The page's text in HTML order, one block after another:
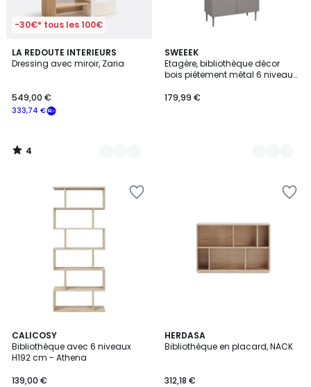
-30€* tous les 100€
LA REDOUTE INTERIEURS
Dressing avec miroir, Zaria
333,74 €
549,00 €
4
/
2
Couleurs
4
/
SWEEEK
Etagère, bibliothèque décor
bois piétement métal 6 niveaux
179,99 €
2
Couleurs
CALICOSY
Bibliothèque avec 6 niveaux
H192 cm - Athena
139,00 €
HERDASA
Bibliothèque en placard, NACK
312,18 €
2,7
/ 5
11
Couleurs